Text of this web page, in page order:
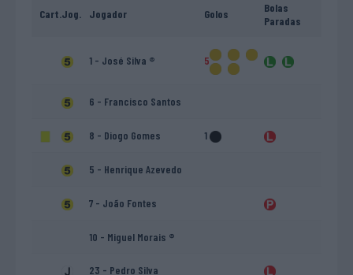
Cart.Jog. Jogador Golos
Bolas
Paradas
1 - José Silva ® 5
6 - Francisco Santos
8 - Diogo Gomes 1
5 - Henrique Azevedo
7 - João Fontes
10 - Miguel Morais ®
23 - Pedro Silva